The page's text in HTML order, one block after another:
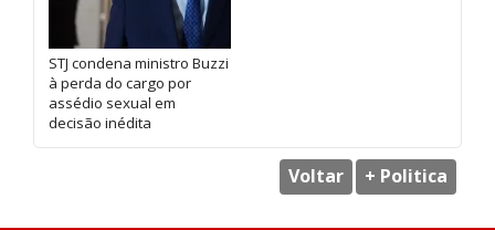
STJ condena ministro Buzzi
à perda do cargo por
assédio sexual em
decisão inédita
Voltar + Politica